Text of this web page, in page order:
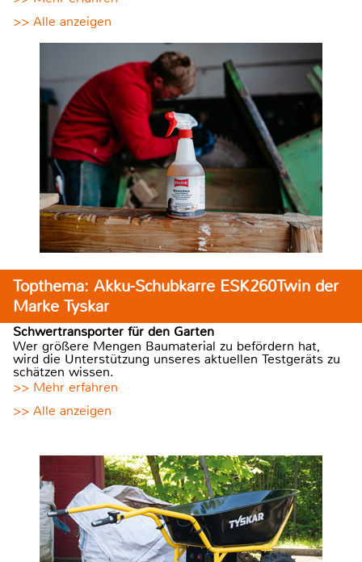
>> Alle anzeigen
Topthema: Akku-Schubkarre ESK260Twin der
Marke Tyskar
Schwertransporter für den Garten
Wer größere Mengen Baumaterial zu befördern hat,
wird die Unterstützung unseres aktuellen Testgeräts zu
schätzen wissen.
>> Mehr erfahren
>> Alle anzeigen